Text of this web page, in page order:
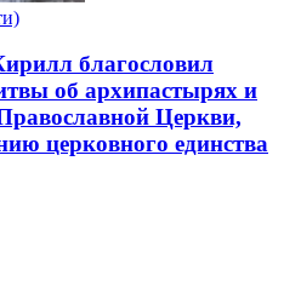
благословил
об архипастырях и
Церкви,
церковного единства